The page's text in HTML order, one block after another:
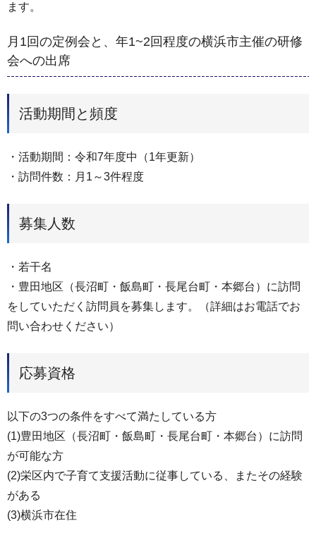
ます。
月1回の定例会と、年1~2回程度の横浜市主催の研修
会への出席
活動期間と頻度
・活動期間：令和7年度中（1年更新）
・訪問件数：月1～3件程度
募集人数
・若干名
・豊田地区（長沼町・飯島町・長尾台町・本郷台）に訪問
をしていただく訪問員を募集します。（詳細はお電話でお
問い合わせください）
応募資格
以下の3つの条件をすべて満たしている方
(1)豊田地区（長沼町・飯島町・長尾台町・本郷台）に訪問
が可能な方
(2)栄区内で子育て支援活動に従事している、またその経験
がある
(3)横浜市在住